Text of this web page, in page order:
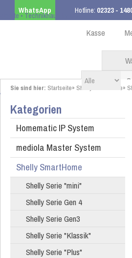
WhatsApp Hotline: 02323 -
ab 99,00 €
Kasse
Sie sind hier: Startseite» Shelly SmartHome»
Kategorien
Homematic IP System
mediola Master System
Shelly SmartHome
Shelly Serie "mini"
Shelly Serie Gen 4
Shelly Serie Gen3
Shelly Serie "Klassik"
Shelly Serie "Plus"